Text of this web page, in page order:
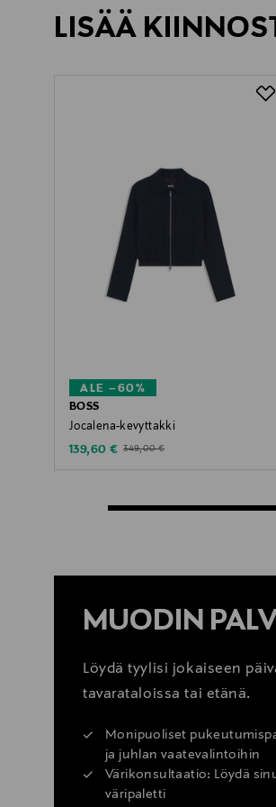
LISÄÄ
ALE –60%
BOSS
Jocalena-kevyttakki
Discounted Price
139,60 € Original Price
349,00 €
MUODIN
Löydä tyylisi jokaiseen
tavarataloissa tai etänä.
Monipuoliset
ja juhlan vaatevalintoihin
Värikonsultaatio: Löydä
väripaletti